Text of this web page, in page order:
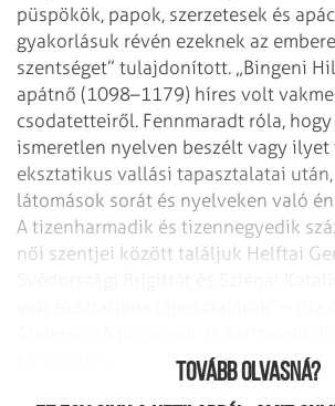
püspökök, papok, szerzetesek és
gyakorlásuk révén ezeknek az
szentséget” tulajdonított. „Bingeni
apátnő (1098–1179) híres volt
csodatetteiről. Fennmaradt róla,
ismeretlen nyelven beszélt vagy
eksztatikus vallási tapasztalatai
látomások sorát és nyelveken való
A tizenharmadik és tizennegyedik
női szentjei között találjuk Helftai
Tovább olvasná?